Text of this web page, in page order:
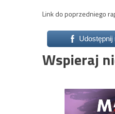
Link do poprzedniego
Udostępnij
Wspieraj